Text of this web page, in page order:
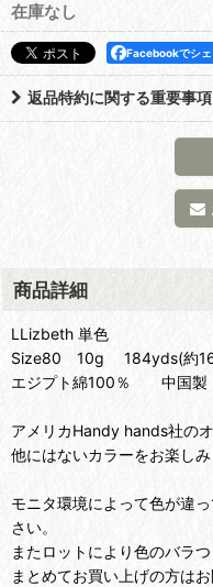
在庫なし
Facebookでシ
返品特約に関する重要事項
商品詳細
LLizbeth 単色
Size80 10g 184yds(約
エジプト綿100％ 中国製
アメリカHandy hands社の
他にはないカラーをお楽しみ
モニタ環境によって色が違
さい。
またロットにより色のバラつ
まとめてお買い上げの方はお